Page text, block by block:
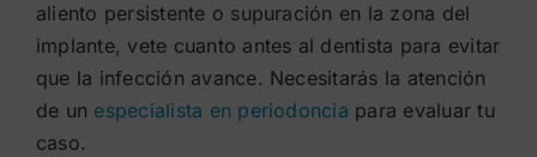
aliento persistente o supuración en la zona del
implante, vete cuanto antes al dentista para evitar
que la infección avance. Necesitarás la atención
de un especialista en periodoncia para evaluar tu
caso.